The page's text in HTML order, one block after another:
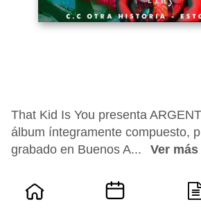
That Kid Is You presenta
álbum íntegramente compuesto,
grabado en Buenos A...
Ver más